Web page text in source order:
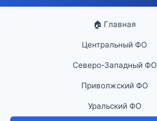
🏠 Главная
Центральный ФО
Северо-Западный ФО
Приволжский ФО
Уральский ФО